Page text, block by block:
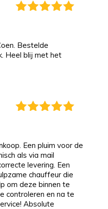
Bestelde
Heel blij met het
Een pluim voor de
als via mail
levering. Een
chauffeur die
om deze binnen te
controleren en na te
Absolute